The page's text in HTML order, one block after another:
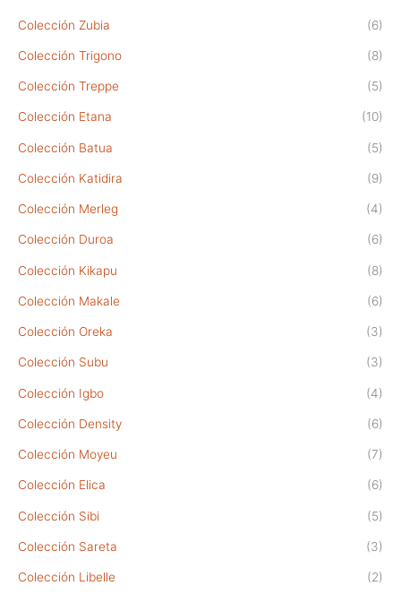
Colección Zubia (6)
Colección Trigono (8)
Colección Treppe (5)
Colección Etana (10)
Colección Batua (5)
Colección Katidira (9)
Colección Merleg (4)
Colección Duroa (6)
Colección Kikapu (8)
Colección Makale (6)
Colección Oreka (3)
Colección Subu (3)
Colección Igbo (4)
Colección Density (6)
Colección Moyeu (7)
Colección Elica (6)
Colección Sibi (5)
Colección Sareta (3)
Colección Libelle (2)